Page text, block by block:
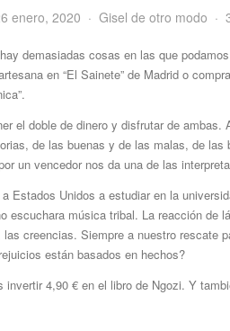
enero, 2020 Gisel de otro modo
demasiadas cosas en las que
en “El Sainete” de Madrid o
el doble de dinero y disfrutar de
de las buenas y de las malas, de
un vencedor nos da una de las
Estados Unidos a estudiar en la
escuchara música tribal. La reacción de
las creencias. Siempre a nuestro rescate
están basados en hechos?
invertir 4,90 € en el libro de Ngozi. Y